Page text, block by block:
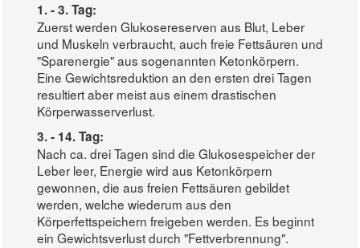
1. - 3. Tag:
Zuerst werden Glukosereserven aus Blut, Leber
und Muskeln verbraucht, auch freie Fettsäuren und
"Sparenergie" aus sogenannten Ketonkörpern.
Eine Gewichtsreduktion an den ersten drei Tagen
resultiert aber meist aus einem drastischen
Körperwasserverlust.
3. - 14. Tag:
Nach ca. drei Tagen sind die Glukosespeicher der
Leber leer, Energie wird aus Ketonkörpern
gewonnen, die aus freien Fettsäuren gebildet
werden, welche wiederum aus den
Körperfettspeichern freigeben werden. Es beginnt
ein Gewichtsverlust durch "Fettverbrennung".